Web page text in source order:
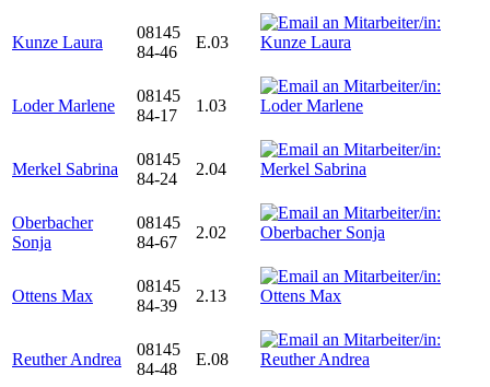
Kunze Laura
08145
84-46
E.03
Loder Marlene
08145
84-17
1.03
Merkel Sabrina
08145
84-24
2.04
Oberbacher
Sonja
08145
84-67
2.02
Ottens Max
08145
84-39
2.13
Reuther Andrea
08145
84-48
E.08